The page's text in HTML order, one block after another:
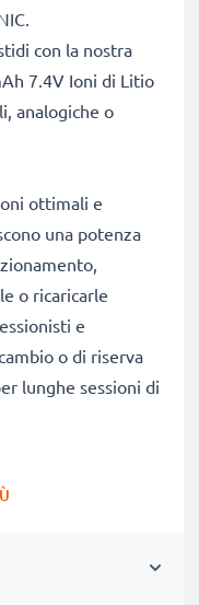
con la nostra
7.4V Ioni di Litio
analogiche o
ottimali e
una potenza
o ricaricarle
e
o di riserva
lunghe sessioni di
altri modelli. Clicca